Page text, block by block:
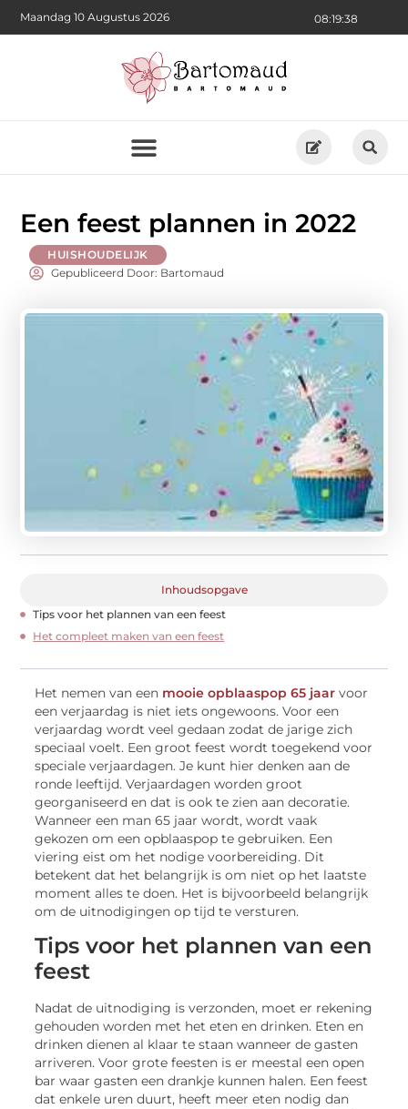
08:19:39
Maandag 10 Augustus 2026
Een feest plannen in 2022
HUISHOUDELIJK
Gepubliceerd Door: Bartomaud
Inhoudsopgave
Tips voor het plannen van een feest
Het compleet maken van een feest
Het nemen van een mooie opblaaspop 65 jaar voor
een verjaardag is niet iets ongewoons. Voor een
verjaardag wordt veel gedaan zodat de jarige zich
speciaal voelt. Een groot feest wordt toegekend voor
speciale verjaardagen. Je kunt hier denken aan de
ronde leeftijd. Verjaardagen worden groot
georganiseerd en dat is ook te zien aan decoratie.
Wanneer een man 65 jaar wordt, wordt vaak
gekozen om een ​​opblaaspop te gebruiken. Een
viering eist om het nodige voorbereiding. Dit
betekent dat het belangrijk is om niet op het laatste
moment alles te doen. Het is bijvoorbeeld belangrijk
om de uitnodigingen op tijd te versturen.
Tips voor het plannen van een
feest
Nadat de uitnodiging is verzonden, moet er rekening
gehouden worden met het eten en drinken. Eten en
drinken dienen ​​al klaar te staan wanneer de gasten
arriveren. Voor grote feesten is er meestal een open
bar waar gasten een drankje kunnen halen. Een feest
dat enkele uren duurt, heeft meer eten nodig dan